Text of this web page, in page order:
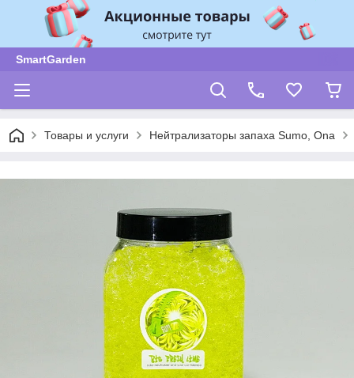
SmartGarden
Товары и услуги Нейтрализаторы запаха Sumo, Ona